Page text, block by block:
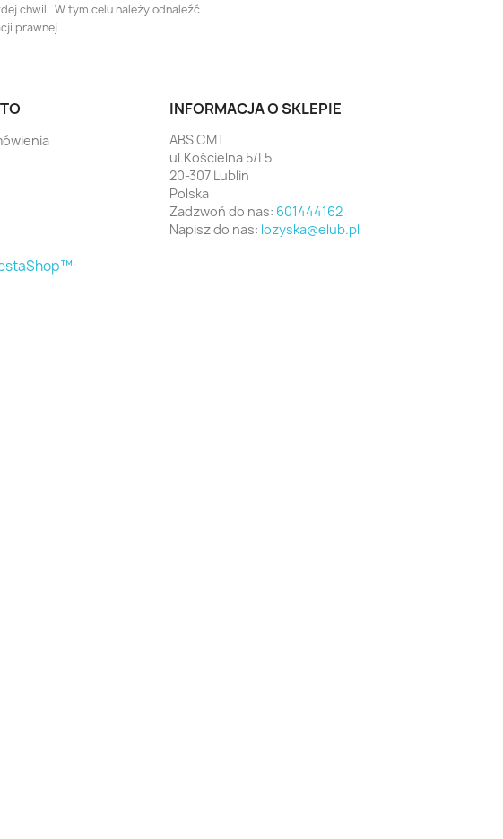
chwili. W tym celu należy odnaleźć
prawnej.
INFORMACJA O SKLEPIE
ABS CMT
ul.Kościelna 5/L5
20-307 Lublin
Polska
Zadzwoń do nas: 601444162
Napisz do nas: lozyska@elub.pl